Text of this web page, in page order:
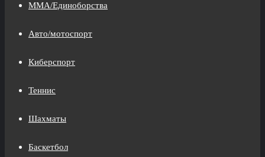
MMA/Единоборства
Авто/мотоспорт
Киберспорт
Теннис
Шахматы
Баскетбол